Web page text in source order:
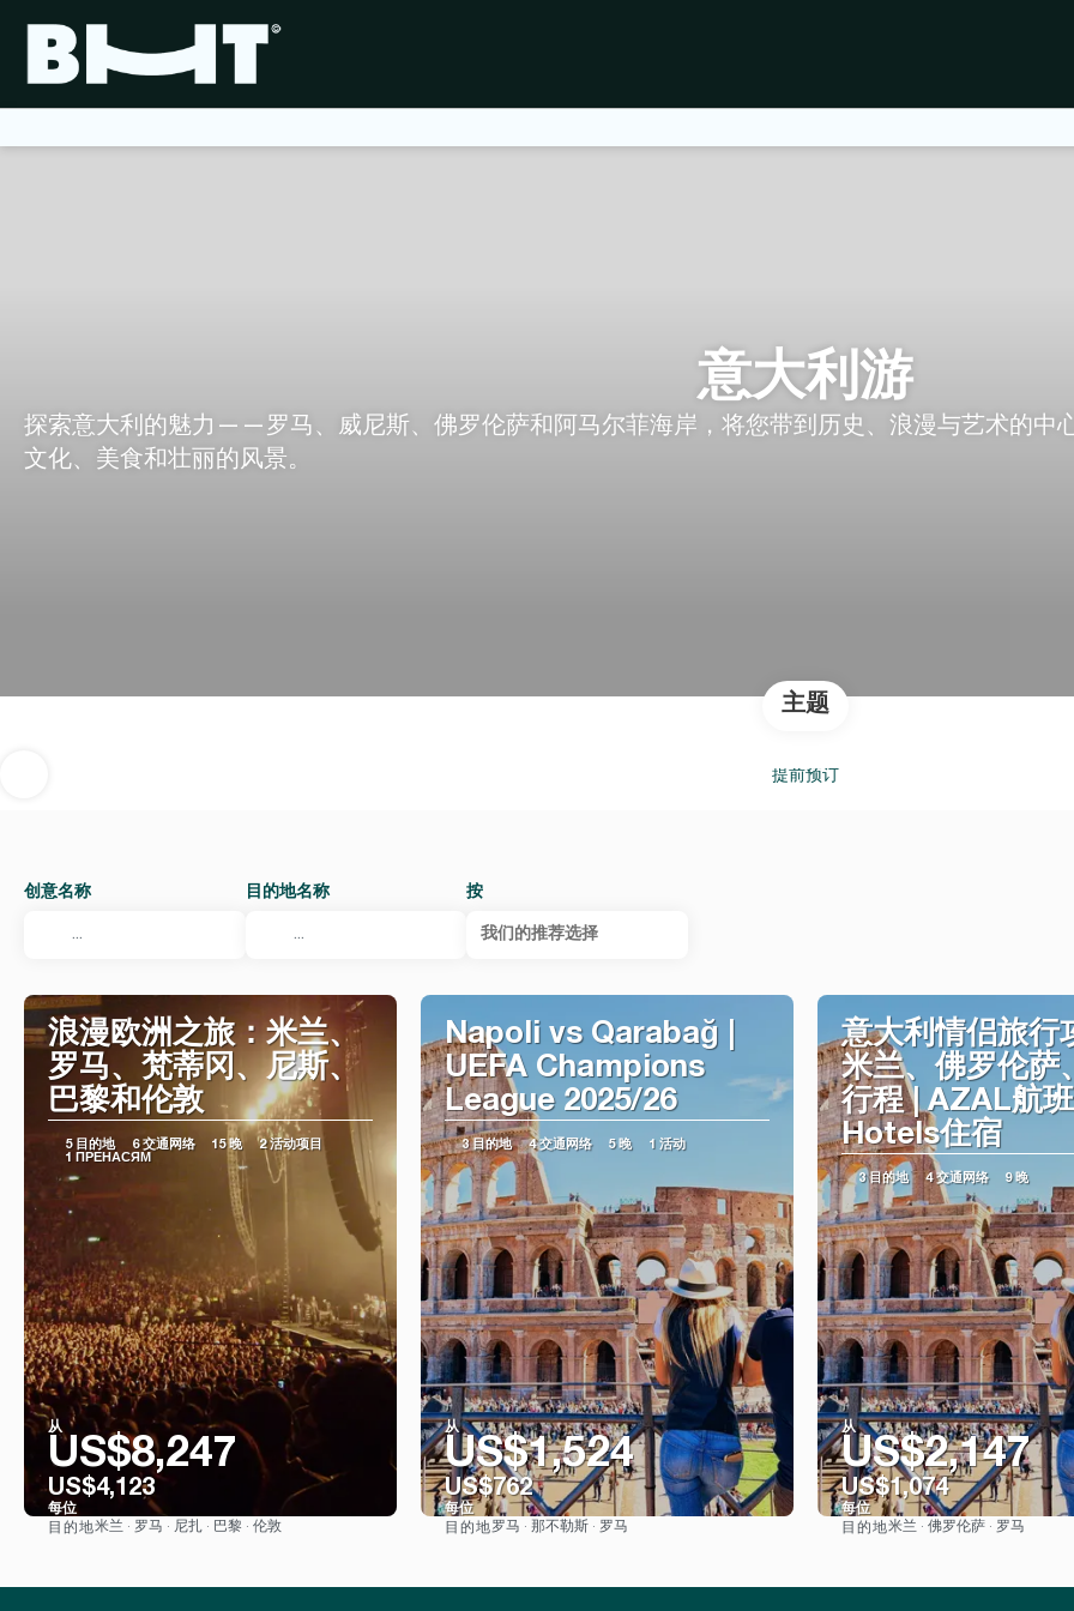
意大利游
探索意大利的魅力——罗马、威尼斯、佛罗伦萨和阿马尔菲海岸，将您带到历史、浪漫与艺术的中
文化、美食和壮丽的风景。
主题
提前预订
创意名称 目的地名称 按
我们的推荐选择
浪漫欧洲之旅：米兰、
罗马、梵蒂冈、尼斯、
巴黎和伦敦
5 目的地 6 交通网络 15 晚
2 活动项目
1 ПРЕНАСЯМ
从
US$8,247
US$4,123
每位
目的地米兰 · 罗马 · 尼扎 · 巴黎 · 伦敦
Napoli vs Qarabağ |
UEFA Champions
League 2025/26
3 目的地 4 交通网络 5 晚 1 活动
从
US$1,524
US$762
每位
目的地罗马 · 那不勒斯 · 罗马
意大利情侣旅行
米兰、佛罗伦萨
行程 | AZAL航
Hotels住宿
3 目的地 4 交通网络 9 晚
从
US$2,147
US$1,074
每位
目的地米兰 · 佛罗伦萨 · 罗马